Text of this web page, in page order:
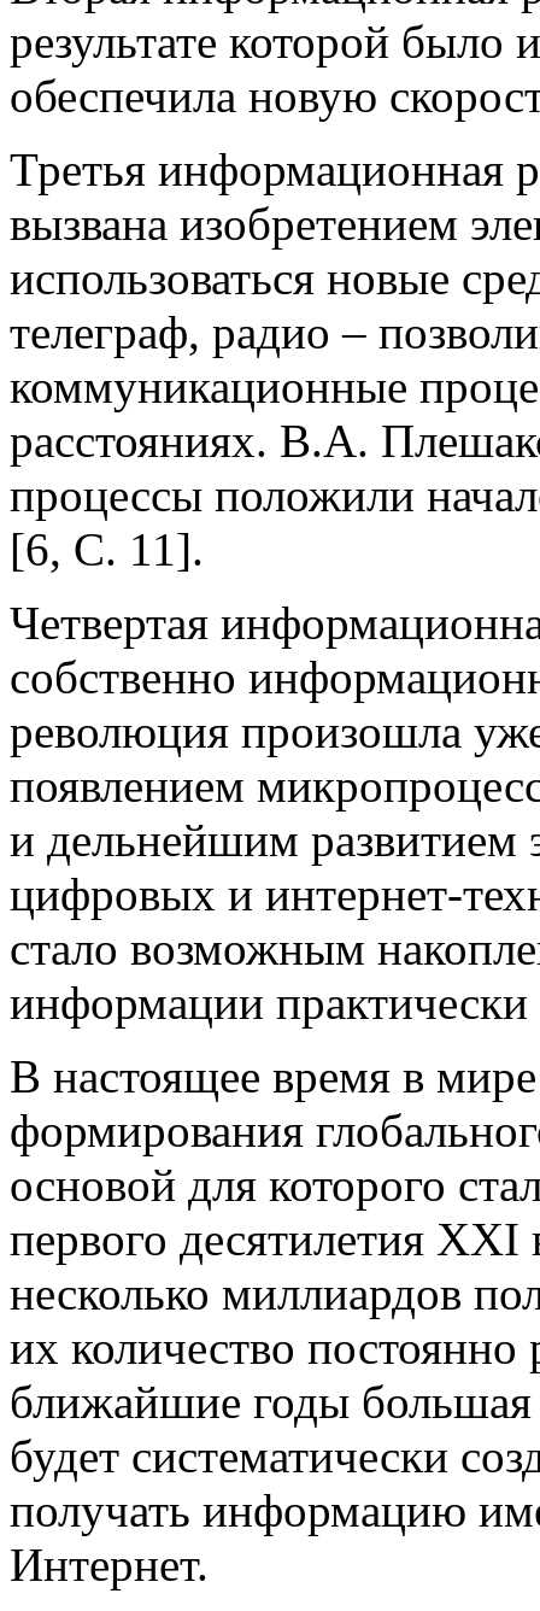
результате которой было
обеспечила новую
Третья информационная
вызвана изобретением
использоваться новые
телеграф, радио –
коммуникационные
расстояниях. В.А.
процессы положили
[6, С. 11].
Четвертая
собственно
революция произошла
появлением
и дельнейшим
цифровых и интернет-
стало возможным
информации
В настоящее время в
формирования
основой для которого
первого десятилетия
несколько миллиардов
их количество постоянно
ближайшие годы большая
будет систематически
получать информацию
Интернет.